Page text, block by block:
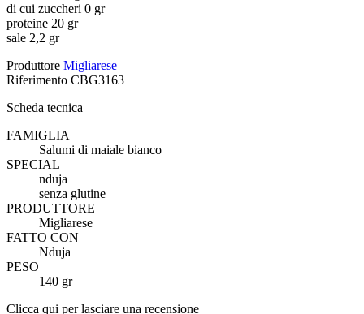
di cui zuccheri 0 gr
proteine 20 gr
sale 2,2 gr
Produttore Migliarese
Riferimento CBG3163
Scheda tecnica
FAMIGLIA
Salumi di maiale bianco
SPECIAL
nduja
senza glutine
PRODUTTORE
Migliarese
FATTO CON
Nduja
PESO
140 gr
Clicca qui per lasciare una recensione